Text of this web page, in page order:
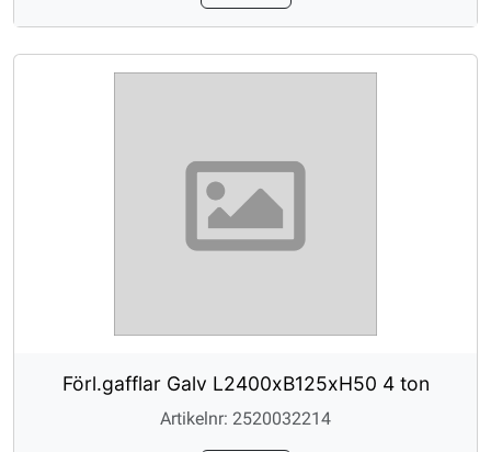
Förl.gafflar Galv L2400xB125xH50 4 ton
Artikelnr: 2520032214